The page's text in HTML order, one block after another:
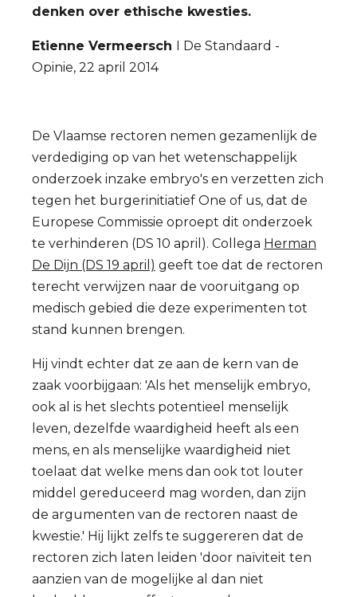
denken over ethische kwesties.
Etienne Vermeersch I De Standaard -
Opinie, 22 april 2014
De Vlaamse rectoren nemen gezamenlijk de
verdediging op van het wetenschappelijk
onderzoek inzake embryo's en verzetten zich
tegen het burgerinitiatief One of us, dat de
Europese Commissie oproept dit onderzoek
te verhinderen (DS 10 april). Collega Herman
De Dijn (DS 19 april) geeft toe dat de rectoren
terecht verwijzen naar de vooruitgang op
medisch gebied die deze experimenten tot
stand kunnen brengen.
Hij vindt echter dat ze aan de kern van de
zaak voorbijgaan: 'Als het menselijk embryo,
ook al is het slechts potentieel menselijk
leven, dezelfde waardigheid heeft als een
mens, en als menselijke waardigheid niet
toelaat dat welke mens dan ook tot louter
middel gereduceerd mag worden, dan zijn
de argumenten van de rectoren naast de
kwestie.' Hij lijkt zelfs te suggereren dat de
rectoren zich laten leiden 'door naïviteit ten
aanzien van de mogelijke al dan niet